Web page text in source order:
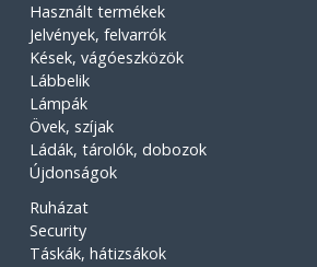
Használt termékek
Jelvények, felvarrók
Kések, vágóeszközök
Lábbelik
Lámpák
Övek, szíjak
Ládák, tárolók, dobozok
Újdonságok
Ruházat
Security
Táskák, hátizsákok